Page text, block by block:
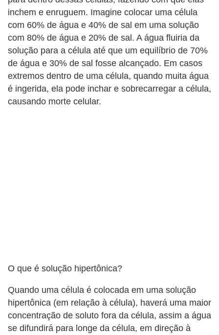
inchem e enruguem. Imagine colocar uma célula
com 60% de água e 40% de sal em uma solução
com 80% de água e 20% de sal. A água fluiria da
solução para a célula até que um equilíbrio de 70%
de água e 30% de sal fosse alcançado. Em casos
extremos dentro de uma célula, quando muita água
é ingerida, ela pode inchar e sobrecarregar a célula,
causando morte celular.
O que é solução hipertônica?
Quando uma célula é colocada em uma solução
hipertônica (em relação à célula), haverá uma maior
concentração de soluto fora da célula, assim a água
se difundirá para longe da célula, em direção à
i
b
u
l
a
P
u
s
o
s